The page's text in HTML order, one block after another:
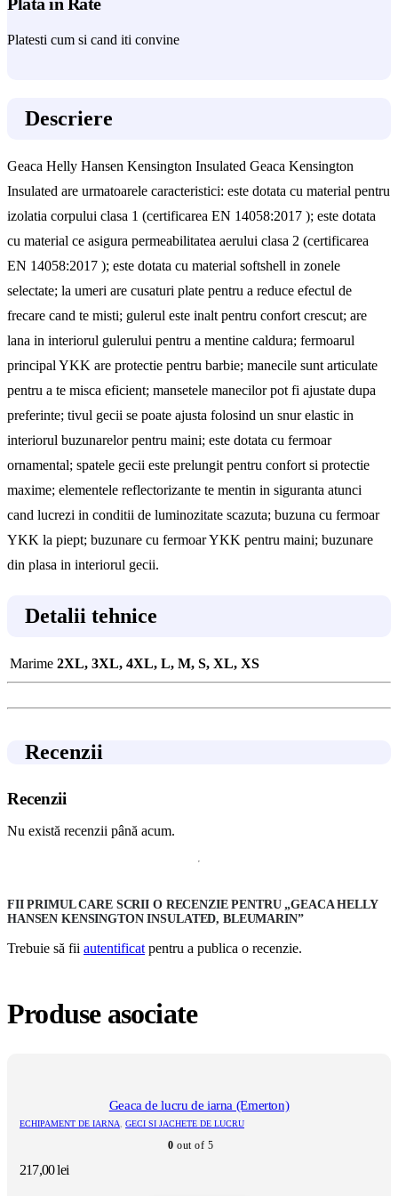
Platesti cum si cand iti convine
Descriere
Geaca Helly Hansen Kensington Insulated Geaca Kensington
Insulated are urmatoarele caracteristici: este dotata cu material pentru
izolatia corpului clasa 1 (certificarea EN 14058:2017 ); este dotata
cu material ce asigura permeabilitatea aerului clasa 2 (certificarea
EN 14058:2017 ); este dotata cu material softshell in zonele
selectate; la umeri are cusaturi plate pentru a reduce efectul de
frecare cand te misti; gulerul este inalt pentru confort crescut; are
lana in interiorul gulerului pentru a mentine caldura; fermoarul
principal YKK are protectie pentru barbie; manecile sunt articulate
pentru a te misca eficient; mansetele manecilor pot fi ajustate dupa
preferinte; tivul gecii se poate ajusta folosind un snur elastic in
interiorul buzunarelor pentru maini; este dotata cu fermoar
ornamental; spatele gecii este prelungit pentru confort si protectie
maxime; elementele reflectorizante te mentin in siguranta atunci
cand lucrezi in conditii de luminozitate scazuta; buzuna cu fermoar
YKK la piept; buzunare cu fermoar YKK pentru maini; buzunare
din plasa in interiorul gecii.
Detalii tehnice
Marime 2XL, 3XL, 4XL, L, M, S, XL, XS
Recenzii
Recenzii
Nu există recenzii până acum.
FII PRIMUL CARE SCRII O RECENZIE PENTRU „GEACA HELLY
HANSEN KENSINGTON INSULATED, BLEUMARIN”
Trebuie să fii autentificat pentru a publica o recenzie.
Produse asociate
Geaca de lucru de iarna (Emerton)
ECHIPAMENT DE IARNA, GECI SI JACHETE DE LUCRU
0 out of 5
217,00lei